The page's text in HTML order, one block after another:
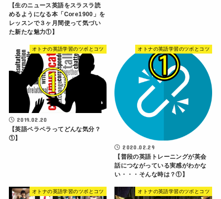
【生のニュース英語をスラスラ読
めるようになる本「Core1900」を
レッスンで３ヶ月間使って気づい
た新たな魅力①】
オトナの英語学習のツボとコツ
2019.02.20
【英語ペラペラってどんな気分？
①】
オトナの英語学習のツボとコツ
2020.02.29
【普段の英語トレーニングが英会
話につながっている実感がわかな
い・・・そんな時は？①】
オトナの英語学習のツボとコツ オトナの英語学習のツボとコツ